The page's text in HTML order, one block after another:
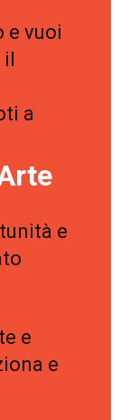
e vuoi
il
a
e
e
e